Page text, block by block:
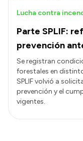
Parte SPLIF:
prevención
Lucha contra
Se registran
forestales en
SPLIF volvió a
prevención y el
vigentes.